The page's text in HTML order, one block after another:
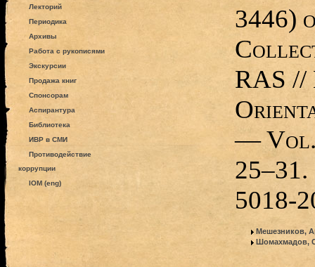
Лекторий
Периодика
Архивы
Работа с рукописями
Экскурсии
Продажа книг
Спонсорам
Аспирантура
Библиотека
ИВР в СМИ
Противодействие
коррупции
IOM (eng)
3446)
RAS //
— Vol.
5018-
Мешезников,
Шомахмадов,